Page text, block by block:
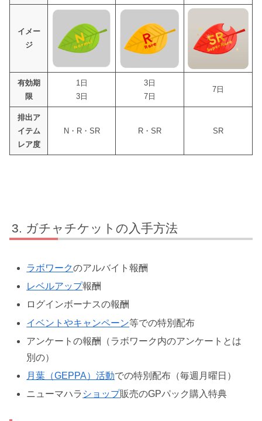
イメー
ジ
有効期
限
1日
3日
3日
7日
7日
排出ア
イテム
レア度
N・R・SR R・SR SR
ガチャチケットの入手方法
ラボワークのアルバイト報酬
レベルアップ報酬
ログインボーナスの報酬
イベントやキャンペーン等での特別配布
アンケートの報酬（ラボワーク内のアンケートとは
別の）
月葉（GEPPA）活動での特別配布（毎週月曜日）
ニューマハラ ショップ販売のGPパック購入特典